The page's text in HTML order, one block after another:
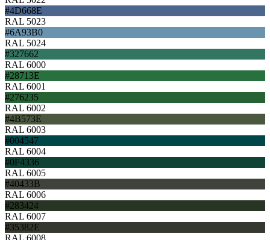
#4D668E
RAL 5023
#6A93B0
RAL 5024
#327662
RAL 6000
#28713E
RAL 6001
#276235
RAL 6002
#4B573E
RAL 6003
#004547
RAL 6004
#0F4336
RAL 6005
#40433B
RAL 6006
#283424
RAL 6007
#35382E
RAL 6008